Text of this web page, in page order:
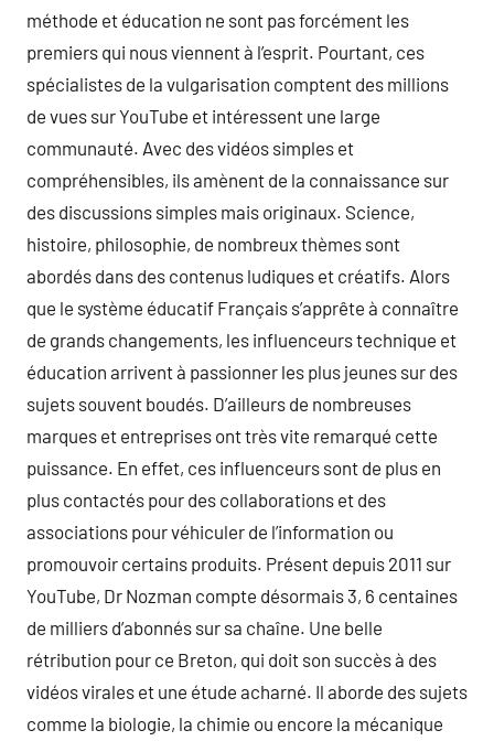
méthode et éducation ne sont pas forcément les
premiers qui nous viennent à l’esprit. Pourtant, ces
spécialistes de la vulgarisation comptent des millions
de vues sur YouTube et intéressent une large
communauté. Avec des vidéos simples et
compréhensibles, ils amènent de la connaissance sur
des discussions simples mais originaux. Science,
histoire, philosophie, de nombreux thèmes sont
abordés dans des contenus ludiques et créatifs. Alors
que le système éducatif Français s’apprête à connaître
de grands changements, les influenceurs technique et
éducation arrivent à passionner les plus jeunes sur des
sujets souvent boudés. D’ailleurs de nombreuses
marques et entreprises ont très vite remarqué cette
puissance. En effet, ces influenceurs sont de plus en
plus contactés pour des collaborations et des
associations pour véhiculer de l’information ou
promouvoir certains produits. Présent depuis 2011 sur
YouTube, Dr Nozman compte désormais 3, 6 centaines
de milliers d’abonnés sur sa chaîne. Une belle
rétribution pour ce Breton, qui doit son succès à des
vidéos virales et une étude acharné. Il aborde des sujets
comme la biologie, la chimie ou encore la mécanique